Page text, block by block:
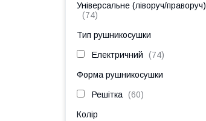
Універсальне (ліворуч/праворуч)
74
Тип рушникосушки
Електричний 74
Форма рушникосушки
Решітка 60
Колір